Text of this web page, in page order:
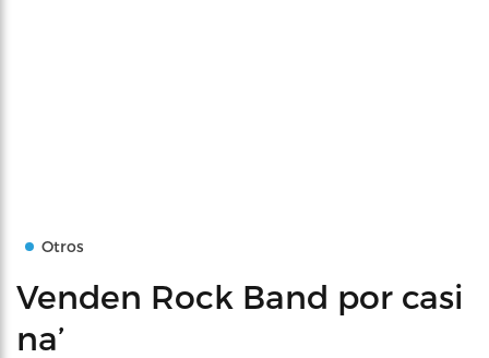
Otros
Venden Rock Band por casi
na’